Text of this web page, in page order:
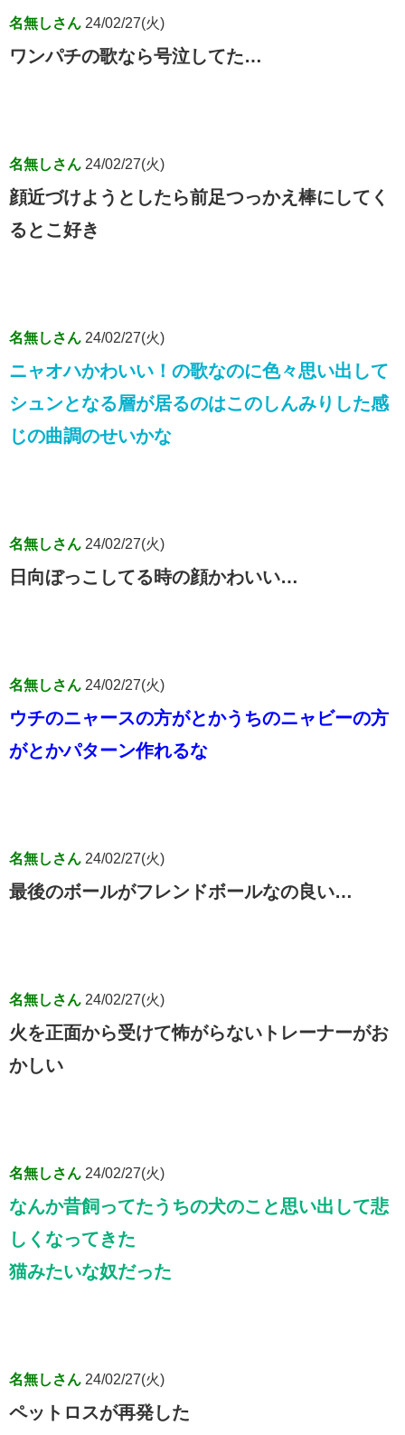
名無しさん 24/02/27(火)
ワンパチの歌なら号泣してた…
名無しさん 24/02/27(火)
顔近づけようとしたら前足つっかえ棒にしてく
るとこ好き
名無しさん 24/02/27(火)
ニャオハかわいい！の歌なのに色々思い出して
シュンとなる層が居るのはこのしんみりした感
じの曲調のせいかな
名無しさん 24/02/27(火)
日向ぼっこしてる時の顔かわいい…
名無しさん 24/02/27(火)
ウチのニャースの方がとかうちのニャビーの方
がとかパターン作れるな
名無しさん 24/02/27(火)
最後のボールがフレンドボールなの良い…
名無しさん 24/02/27(火)
火を正面から受けて怖がらないトレーナーがお
かしい
名無しさん 24/02/27(火)
なんか昔飼ってたうちの犬のこと思い出して悲
しくなってきた
猫みたいな奴だった
名無しさん 24/02/27(火)
ペットロスが再発した